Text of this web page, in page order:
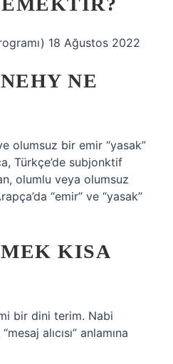
18 Ağustos 2022
NE
olumsuz bir emir “yasak”
Türkçe’de subjonktif
olumlu veya olumsuz
“emir” ve “yasak”
KISA
alıcısı” anlamına